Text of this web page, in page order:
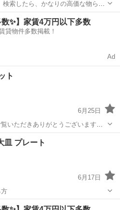
索したら、かなりの高価な物らし
食器 漆器
数✨】家賃4万円以下多数
貸物件多数掲載！
Ad
ト
6月25日
いただきありがとうございます。
けましたら対応するように致しま
応いたしかねますのでよろしくお
食器
皿 プレート
6月17日
皿